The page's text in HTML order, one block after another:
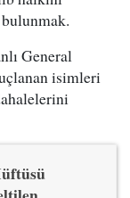
General
isimleri